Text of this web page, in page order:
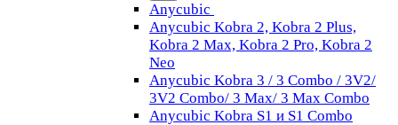
Anycubic
Anycubic Kobra 2, Kobra 2 Plus,
Kobra 2 Max, Kobra 2 Pro, Kobra 2
Neo
Anycubic Kobra 3 / 3 Combo / 3V2/
3V2 Combo/ 3 Max/ 3 Max Combo
Anycubic Kobra S1 и S1 Combo